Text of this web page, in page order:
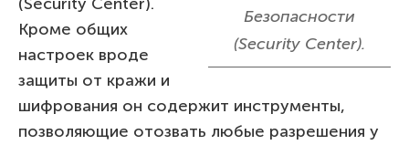
Безопасности
(Security Center).
(Security Center).
Кроме общих
настроек вроде
защиты от кражи и
шифрования он содержит инструменты,
позволяющие отозвать любые разрешения у